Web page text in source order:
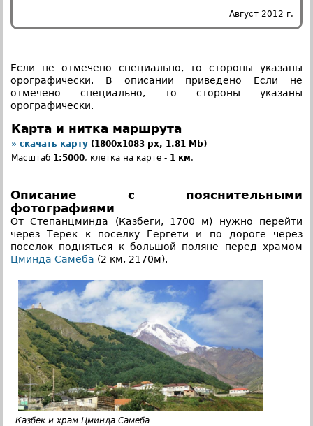
Август 2012 г.
Если не отмечено специально, то стороны указаны
орографически. В описании приведено Если не
отмечено специально, то стороны указаны
орографически.
Карта и нитка маршрута
» скачать карту (1800x1083 px, 1.81 Mb)
Масштаб 1:5000, клетка на карте - 1 км.
Описание с пояснительными
фотографиями
От Степанцминда (Казбеги, 1700 м) нужно перейти
через Терек к поселку Гергети и по дороге через
поселок подняться к большой поляне перед храмом
Цминда Самеба (2 км, 2170м).
Казбек и храм Цминда Самеба